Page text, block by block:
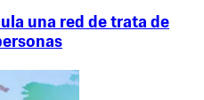
una red de trata de